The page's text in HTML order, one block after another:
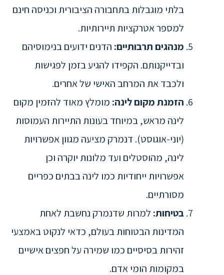
בלתי מוגבלות בתחבורה הציבורית וכניסה חינם
למספר אטרקציות תיירותיות.
מנהגים תרבותיים: הדנים ידועים בנימוסיהם
ובדייקנותם. הקפידו להגיע בזמן לפגישות
ולכבד את המרחב האישי של אחרים.
הזמנת מקום לינה: מומלץ מאוד להזמין מקום
לינה מראש, במיוחד בעונות התיירות העמוסות
(יוני-אוגוסט). דנמרק מציעה מגוון אפשרויות
לינה, מהוסטלים ועד מלונות יוקרה וכן
אפשרויות ייחודיות כמו לינה בבתים כפריים
מסורתיים.
בטיחות: למרות שדנמרק נחשבת לאחת
המדינות הבטוחות בעולם, כדאי לנקוט באמצעי
זהירות בסיסיים כמו שמירה על חפצים אישיים
במקומות הומי אדם.